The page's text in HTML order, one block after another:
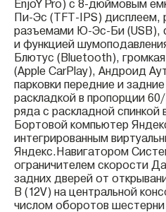
EnjoY Pro) с 8-дюймовым
Пи-Эс (TFT-IPS)
разъемами Ю-Эс-Би (USB),
и функцией
Блютус (Bluetooth), громкая
(Apple CarPlay), Андроид
парковки передние и
раскладкой в пропорции
ряда с раскладной спинкой
Бортовой компьютер
интегрированным
Яндекс.Навигатором
ограничителем скорости
задних дверей от
В (12V) на центральной
числом оборотов